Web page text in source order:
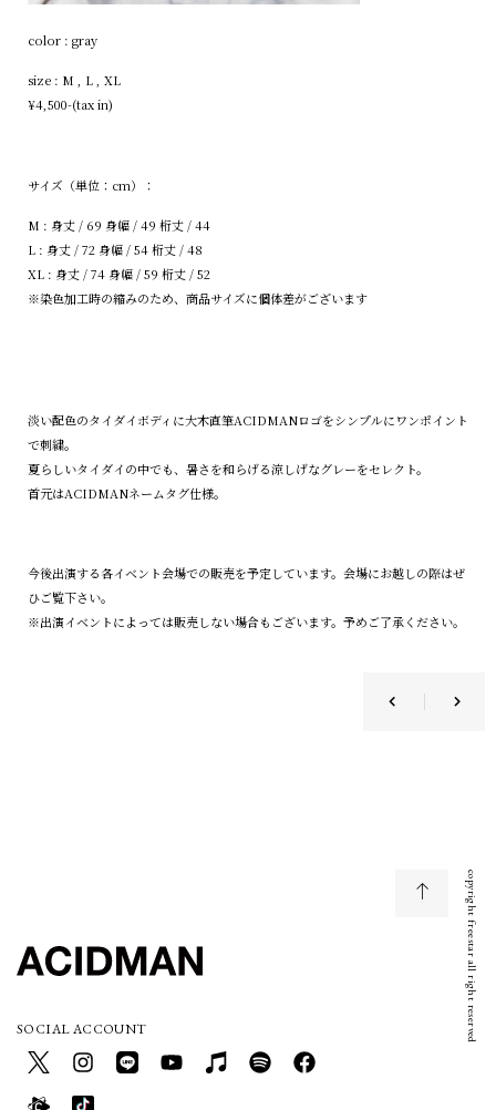
color : gray
size : M , L , XL
¥4,500-(tax in)
サイズ（単位：cm）：
M : 身丈 / 69 身幅 / 49 桁丈 / 44
L : 身丈 / 72 身幅 / 54 桁丈 / 48
XL : 身丈 / 74 身幅 / 59 桁丈 / 52
※染色加工時の縮みのため、商品サイズに個体差がございます
淡い配色のタイダイボディに大木直筆ACIDMANロゴをシンプルにワンポイント
で刺繍。
夏らしいタイダイの中でも、暑さを和らげる涼しげなグレーをセレクト。
首元はACIDMANネームタグ仕様。
今後出演する各イベント会場での販売を予定しています。会場にお越しの際はぜ
ひご覧下さい。
※出演イベントによっては販売しない場合もございます。予めご了承ください。
SOCIAL ACCOUNT copyright freestar all right reserved